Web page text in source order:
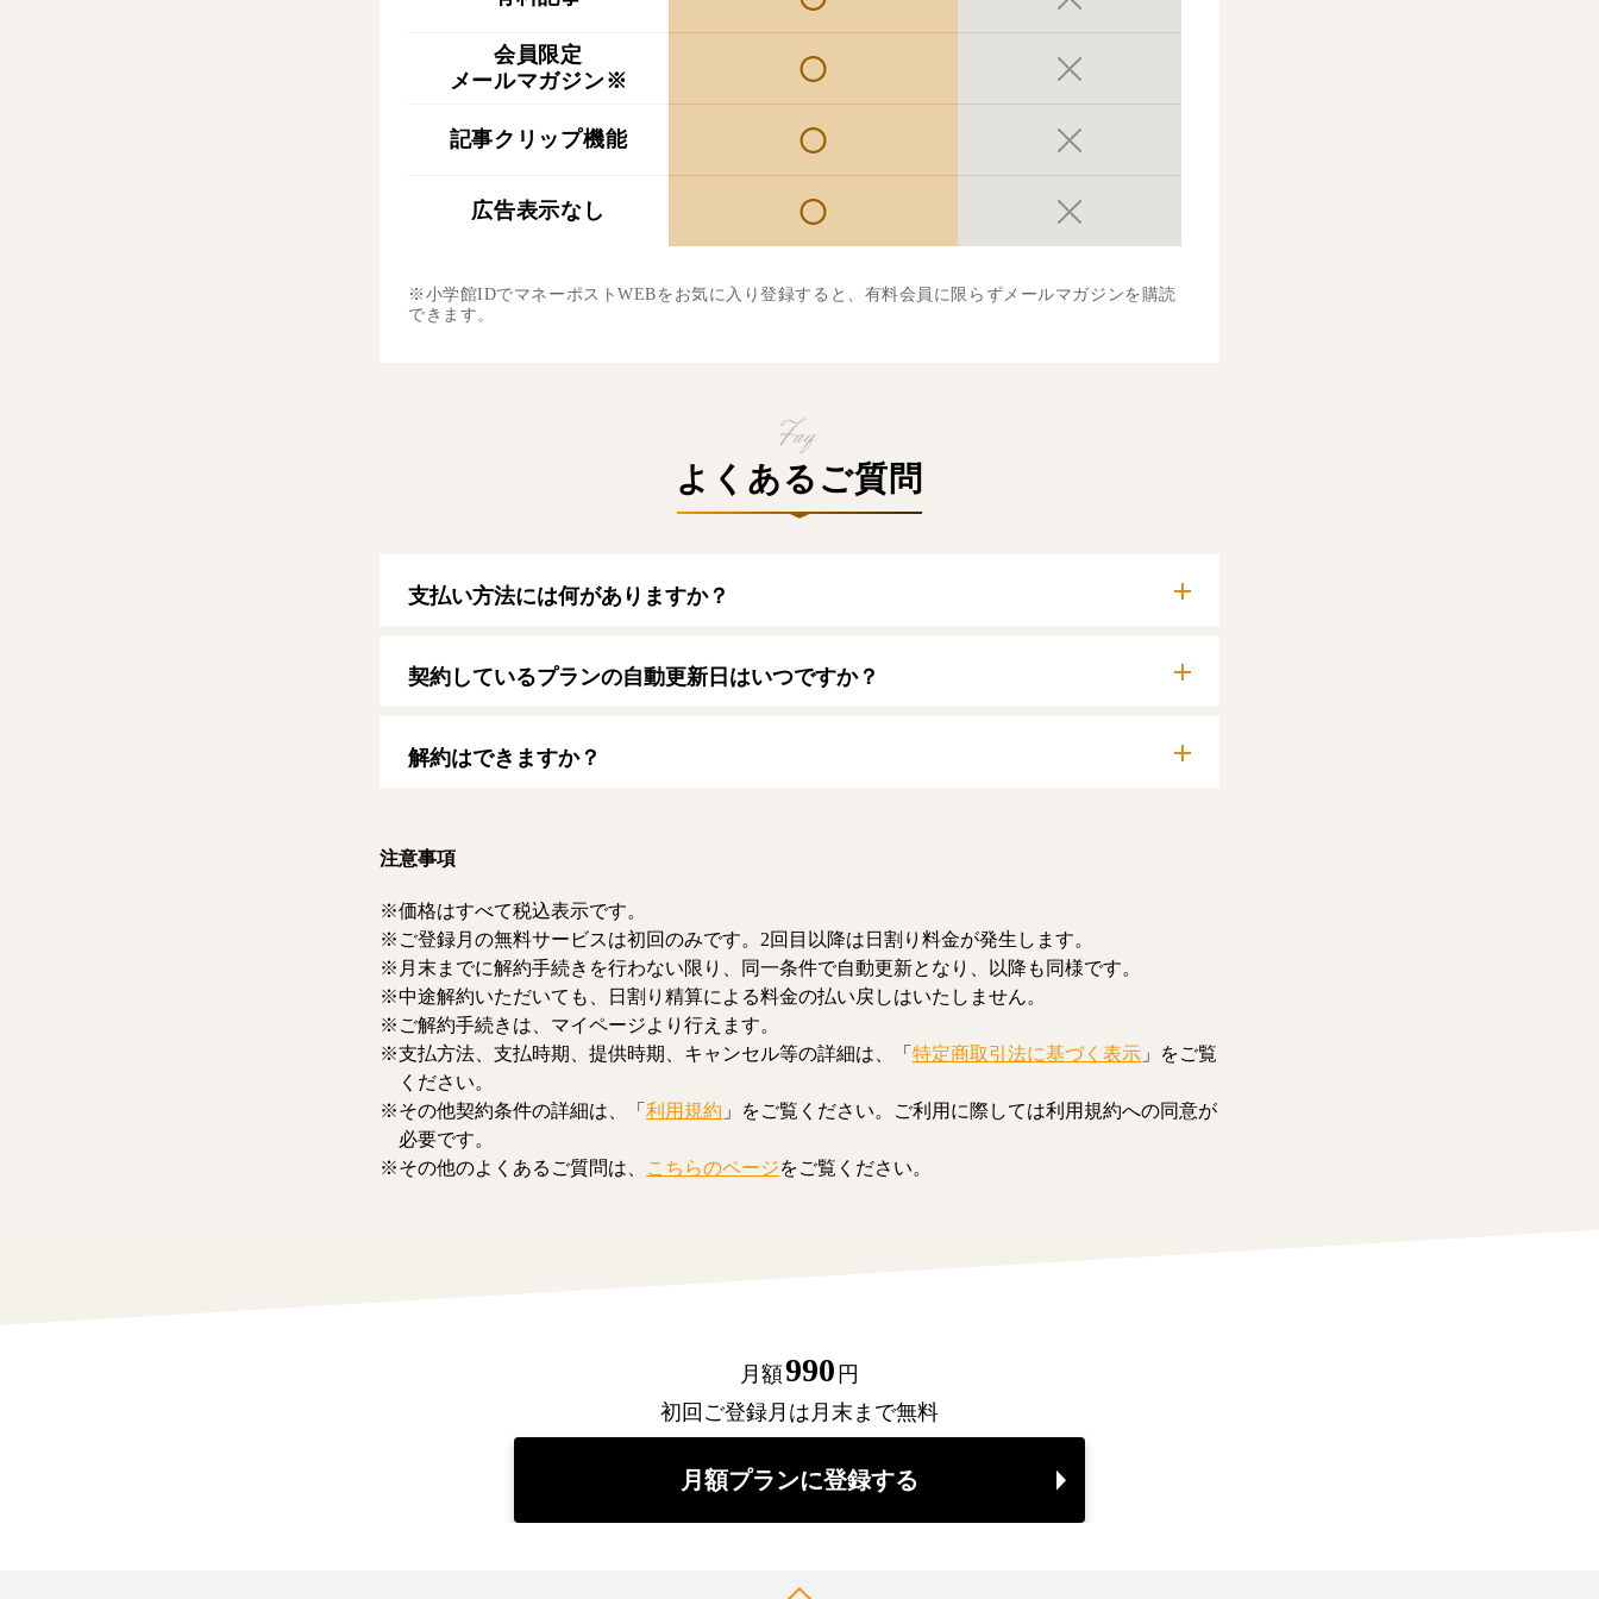
会員限定
メールマガジン※
記事クリップ機能
広告表示なし
※小学館IDでマネーポストWEBをお気に入り登録すると、有料会員に限らずメールマガジンを購読
できます。
よくあるご質問
支払い方法には何がありますか？
【クレジットカード】
VISA/MasterCard/JCB/American Express/Diners Club
契約しているプランの自動更新日はいつですか？
す。
解約はできますか？
注意事項
価格はすべて税込表示です。
ご登録月の無料サービスは初回のみです。2回目以降は日割り料金が発生します。
月末までに解約手続きを行わない限り、同一条件で自動更新となり、以降も同様です。
中途解約いただいても、日割り精算による料金の払い戻しはいたしません。
ご解約手続きは、マイページより行えます。
支払方法、支払時期、提供時期、キャンセル等の詳細は、「 特定商取引法に基づく表示 」をご覧
ください。
その他契約条件の詳細は、「 利用規約 」をご覧ください。ご利用に際しては利用規約への同意が
必要です。
その他のよくあるご質問は、
こちらのページをご覧ください。
月額990 円
初回ご登録月は月末まで無料
月額プランに登録する